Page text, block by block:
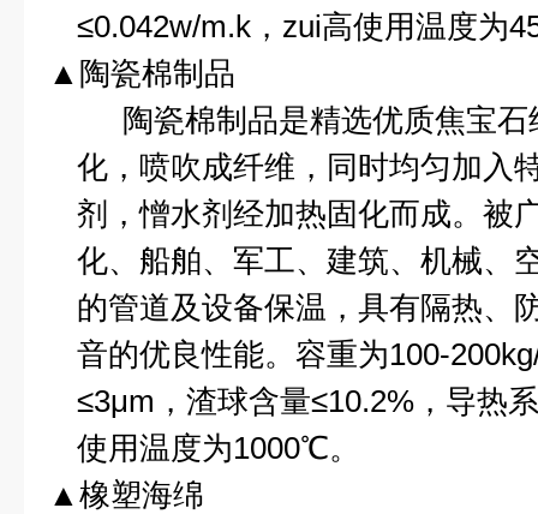
≤0.042w/m.k，zui高使用温度为
▲陶瓷棉制品
陶瓷棉制品是精选优质焦宝石
化，喷吹成纤维，同时均匀加入
剂，憎水剂经加热固化而成。被
化、船舶、军工、建筑、机械、
的管道及设备保温，具有隔热、
音的优良性能。容重为100-
≤3μm ，渣球含量≤10.2%，导热
使用温度为1000℃。
▲橡塑海绵